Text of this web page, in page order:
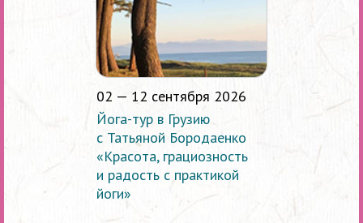
02 — 12 сентября 2026
Йога-тур в Грузию
с Татьяной Бородаенко
«Красота, грациозность
и радость с практикой
йоги»